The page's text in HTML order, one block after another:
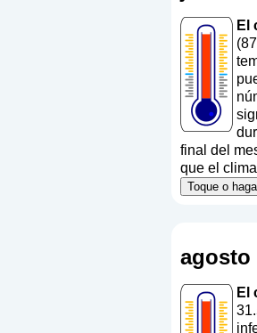
El
final del
que el
Toque o
agosto
El